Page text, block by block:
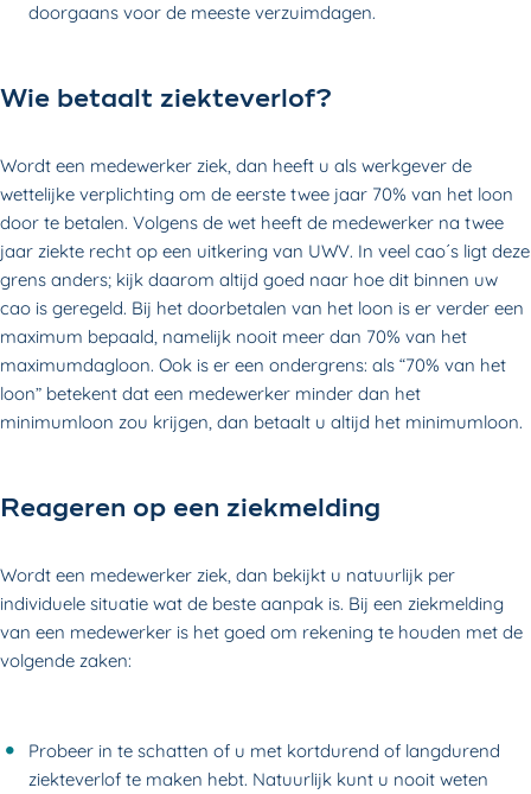
doorgaans voor de meeste verzuimdagen.
Wie betaalt ziekteverlof?
Wordt een medewerker ziek, dan heeft u als werkgever de
wettelijke verplichting om de eerste twee jaar 70% van het loon
door te betalen. Volgens de wet heeft de medewerker na twee
jaar ziekte recht op een uitkering van UWV. In veel cao´s ligt deze
grens anders; kijk daarom altijd goed naar hoe dit binnen uw
cao is geregeld. Bij het doorbetalen van het loon is er verder een
maximum bepaald, namelijk nooit meer dan 70% van het
maximumdagloon. Ook is er een ondergrens: als “70% van het
loon” betekent dat een medewerker minder dan het
minimumloon zou krijgen, dan betaalt u altijd het minimumloon.
Reageren op een ziekmelding
Wordt een medewerker ziek, dan bekijkt u natuurlijk per
individuele situatie wat de beste aanpak is. Bij een ziekmelding
van een medewerker is het goed om rekening te houden met de
volgende zaken:
Probeer in te schatten of u met kortdurend of langdurend
ziekteverlof te maken hebt. Natuurlijk kunt u nooit weten